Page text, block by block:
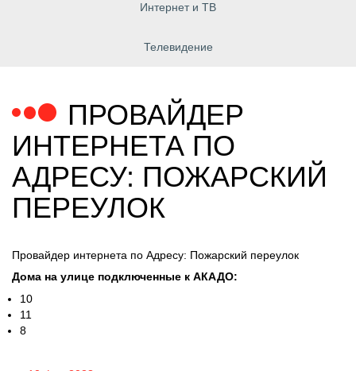
Интернет и ТВ
Телевидение
ПРОВАЙДЕР
ИНТЕРНЕТА ПО
АДРЕСУ: ПОЖАРСКИЙ
ПЕРЕУЛОК
Провайдер интернета по Адресу: Пожарский переулок
Дома на улице подключенные к АКАДО:
10
11
8